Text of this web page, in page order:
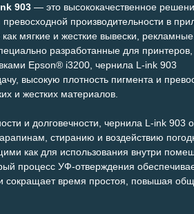
903 — это высококачественное
производительности в
мягкие и жесткие вывески,
разработанные для принтеров,
Epson® i3200, чернила L-ink 903
высокую плотность пигмента и
и жестких материалов.
и долговечности, чернила L-ink 903
стиранию и воздействию
как для использования внутри
процесс УФ-отверждения
и сокращает время простоя, повышая